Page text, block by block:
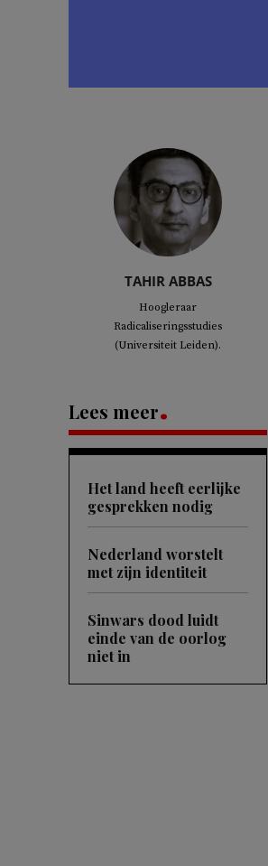
TAHIR ABBAS
Hoogleraar
Radicaliseringsstudies
(Universiteit Leiden).
Lees meer
Het land heeft eerlijke
gesprekken nodig
Nederland worstelt
met zijn identiteit
Sinwars dood luidt
einde van de oorlog
niet in